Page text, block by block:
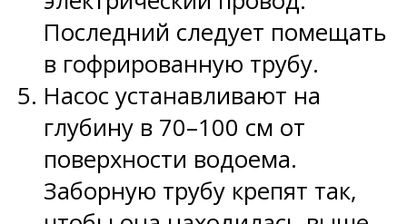
Последний следует помещать
в гофрированную трубу.
Насос устанавливают на
глубину в 70–100 см от
поверхности водоема.
Заборную трубу крепят так,